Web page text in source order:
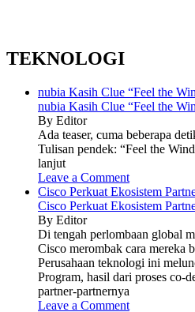
TEKNOLOGI
nubia Kasih Clue “Feel the
nubia Kasih Clue “Feel the
By Editor
Ada teaser, cuma beberapa
Tulisan pendek: “Feel the
lanjut
Leave a Comment
Cisco Perkuat Ekosistem
Cisco Perkuat Ekosistem
By Editor
Di tengah perlombaan global
Cisco merombak cara mereka
Perusahaan teknologi ini
Program, hasil dari proses co-
partner-partnernya
Leave a Comment